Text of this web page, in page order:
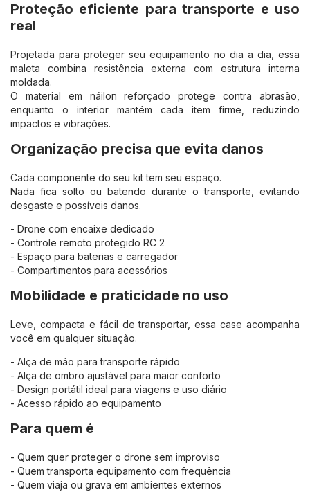
Proteção eficiente para transporte e uso
real
Projetada para proteger seu equipamento no dia a dia, essa
maleta combina resistência externa com estrutura interna
moldada.
O material em náilon reforçado protege contra abrasão,
enquanto o interior mantém cada item firme, reduzindo
impactos e vibrações.
Organização precisa que evita danos
Cada componente do seu kit tem seu espaço.
Nada fica solto ou batendo durante o transporte, evitando
desgaste e possíveis danos.
- Drone com encaixe dedicado
- Controle remoto protegido RC 2
- Espaço para baterias e carregador
- Compartimentos para acessórios
Mobilidade e praticidade no uso
Leve, compacta e fácil de transportar, essa case acompanha
você em qualquer situação.
- Alça de mão para transporte rápido
- Alça de ombro ajustável para maior conforto
- Design portátil ideal para viagens e uso diário
- Acesso rápido ao equipamento
Para quem é
- Quem quer proteger o drone sem improviso
- Quem transporta equipamento com frequência
- Quem viaja ou grava em ambientes externos